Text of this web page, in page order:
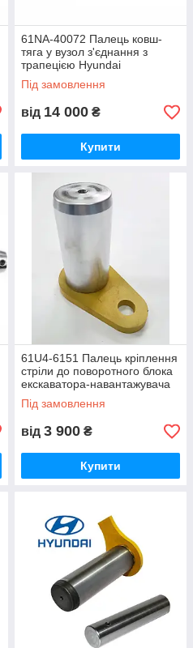
61NA-40072 Палець ковш-
тяга у вузол з'єднання з
трапецією Hyundai
Під замовлення
від 14 000 ₴
Купити
61U4-6151 Палець кріплення
стріли до поворотного блока
екскаватора-навантажувача
Hyundai H940S
Під замовлення
від 3 900 ₴
Купити